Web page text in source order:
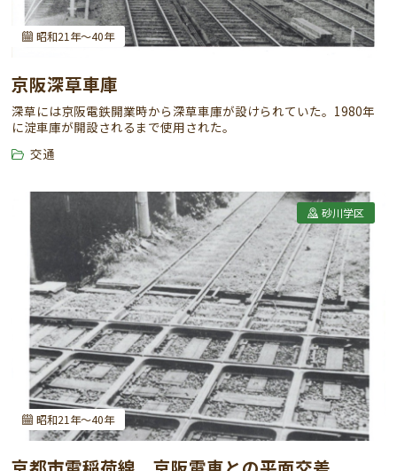
昭和21年～40年
京阪深草車庫
深草には京阪電鉄開業時から深草車庫が設けられていた。1980年
に淀車庫が開設されるまで使用された。
交通
砂川学区
昭和21年～40年